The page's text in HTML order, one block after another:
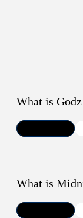
What is
What is